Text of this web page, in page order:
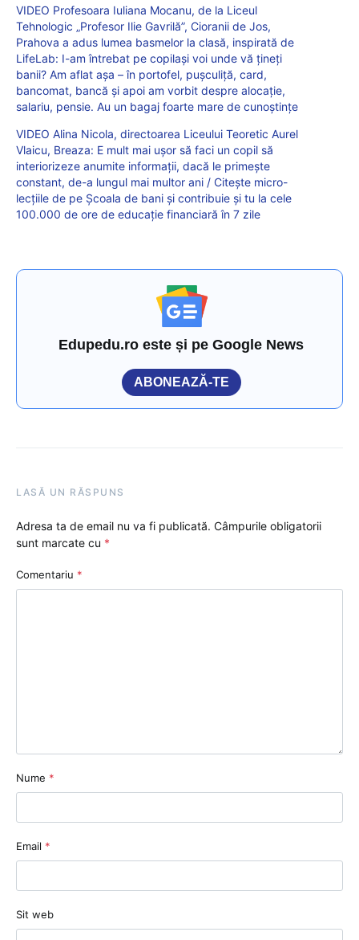
VIDEO Profesoara Iuliana Mocanu, de la Liceul
Tehnologic „Profesor Ilie Gavrilă”, Cioranii de Jos,
Prahova a adus lumea basmelor la clasă, inspirată de
LifeLab: I-am întrebat pe copilași voi unde vă țineți
banii? Am aflat așa – în portofel, pușculiță, card,
bancomat, bancă și apoi am vorbit despre alocație,
salariu, pensie. Au un bagaj foarte mare de cunoștințe
VIDEO Alina Nicola, directoarea Liceului Teoretic Aurel
Vlaicu, Breaza: E mult mai ușor să faci un copil să
interiorizeze anumite informații, dacă le primește
constant, de-a lungul mai multor ani / Citește micro-
lecțiile de pe Școala de bani și contribuie și tu la cele
100.000 de ore de educație financiară în 7 zile
Edupedu.ro este și pe Google News
ABONEAZĂ-TE
LASĂ UN RĂSPUNS
Adresa ta de email nu va fi publicată. Câmpurile obligatorii
sunt marcate cu *
Comentariu *
Nume *
Email *
Sit web